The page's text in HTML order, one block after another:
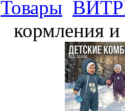
Товары
кормления и
РЕКЛАМА